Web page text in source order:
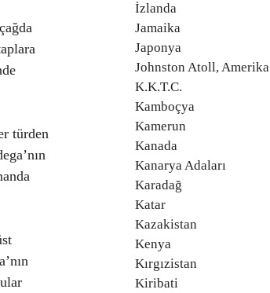
türden
İzlanda
Jamaika
Japonya
Johnston Atoll, Amerika
K.K.T.C.
Kamboçya
Kamerun
Kanada
Kanarya Adaları
Karadağ
Katar
Kazakistan
Kenya
Kırgızistan
Kiribati